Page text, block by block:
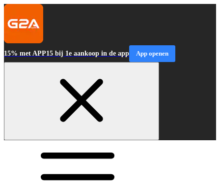
15% met APP15 bij 1e aankoop in de app App openen